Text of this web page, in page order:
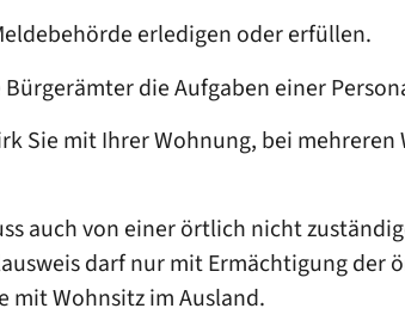
erledigen oder erfüllen.
die Aufgaben einer
Sie mit Ihrer Wohnung, bei
auch von einer örtlich nicht
darf nur mit Ermächtigung der
mit Wohnsitz im Ausland.